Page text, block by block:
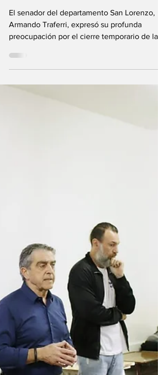
Vicentin”
El senador del departamento San Lorenzo,
Armando Traferri, expresó su profunda